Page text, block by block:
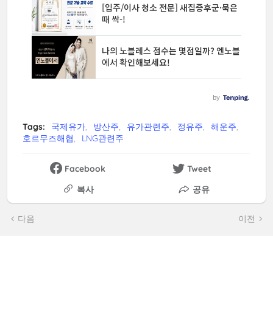
Tags: 국제유가 방산주 유가관련주 정유주
해운주
호르무즈해협
LNG관련주
Facebook
Tweet
복사
공유
다음 이전